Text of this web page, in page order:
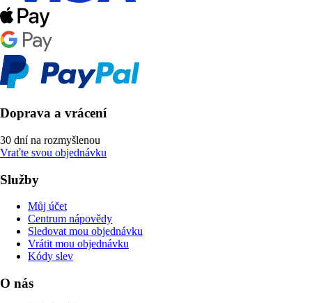
Doprava a vrácení
30 dní na rozmyšlenou
Vraťte svou objednávku
Služby
Můj účet
Centrum nápovědy
Sledovat mou objednávku
Vrátit mou objednávku
Kódy slev
O nás